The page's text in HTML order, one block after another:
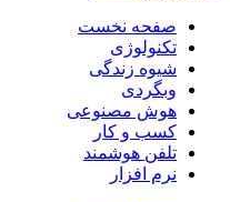
صفحه نخست
تکنولوژی
شیوه زندگی
وبگردی
هوش مصنوعی
کسب و کار
تلفن هوشمند
نرم افزار